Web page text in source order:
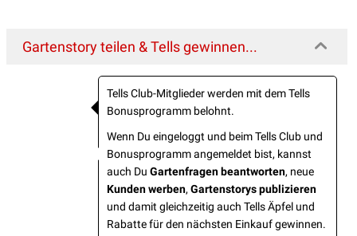
Gartenstory teilen & Tells gewinnen...
Tells Club-Mitglieder werden mit dem Tells
Bonusprogramm belohnt.
Wenn Du eingeloggt und beim Tells Club und
Bonusprogramm angemeldet bist, kannst
auch Du Gartenfragen beantworten, neue
Kunden werben, Gartenstorys publizieren
und damit gleichzeitig auch Tells Äpfel und
Rabatte für den nächsten Einkauf gewinnen.